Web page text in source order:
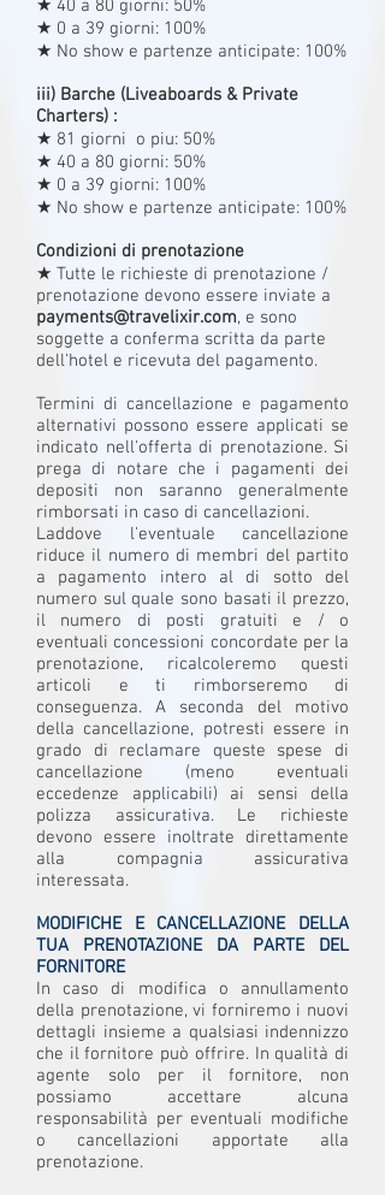
★ 40 a 80 giorni: 50%
★ 0 a 39 giorni: 100%
★ No show e partenze anticipate: 100%
iii) Barche (Liveaboards & Private
Charters) :
★ 81 giorni o piu: 50%
★ 40 a 80 giorni: 50%
★ 0 a 39 giorni: 100%
★ No show e partenze anticipate: 100%
Condizioni di prenotazione
★ Tutte le richieste di prenotazione /
prenotazione devono essere inviate a
payments@travelixir.com, e sono
soggette a conferma scritta da parte
dell'hotel e ricevuta del pagamento.
Termini di cancellazione e pagamento
alternativi possono essere applicati se
indicato nell'offerta di prenotazione. Si
prega di notare che i pagamenti dei
depositi non saranno generalmente
rimborsati in caso di cancellazioni.
Laddove l'eventuale cancellazione
riduce il numero di membri del partito
a pagamento intero al di sotto del
numero sul quale sono basati il prezzo,
il numero di posti gratuiti e / o
eventuali concessioni concordate per la
prenotazione, ricalcoleremo questi
articoli e ti rimborseremo di
conseguenza. A seconda del motivo
della cancellazione, potresti essere in
grado di reclamare queste spese di
cancellazione (meno eventuali
eccedenze applicabili) ai sensi della
polizza assicurativa. Le richieste
devono essere inoltrate direttamente
alla compagnia assicurativa
interessata.
MODIFICHE E CANCELLAZIONE DELLA
TUA PRENOTAZIONE DA PARTE DEL
FORNITORE
In caso di modifica o annullamento
della prenotazione, vi forniremo i nuovi
dettagli insieme a qualsiasi indennizzo
che il fornitore può offrire. In qualità di
agente solo per il fornitore, non
possiamo accettare alcuna
responsabilità per eventuali modifiche
o cancellazioni apportate alla
prenotazione.